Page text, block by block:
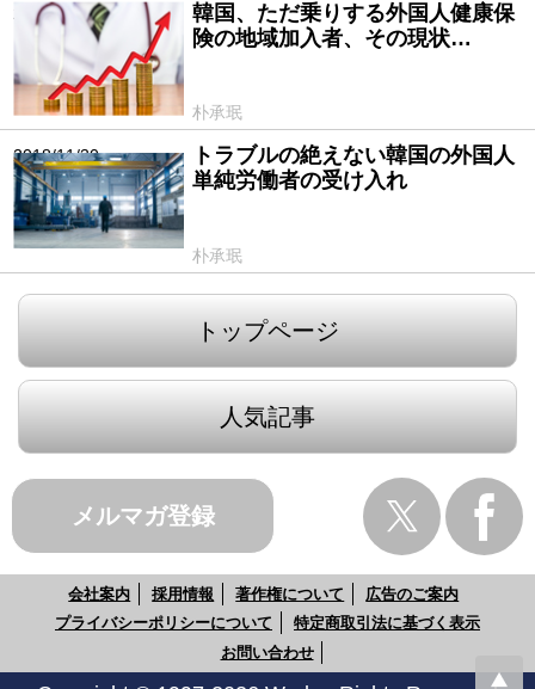
2018/12/07
韓国、ただ乗りする外国人健康保
険の地域加入者、その現状…
朴承珉
2018/11/30
トラブルの絶えない韓国の外国人
単純労働者の受け入れ
朴承珉
トップページ
人気記事
メルマガ登録
会社案内 採用情報 著作権について
広告のご案内
プライバシーポリシーについて
特定商取引法に基づく表示
お問い合わせ